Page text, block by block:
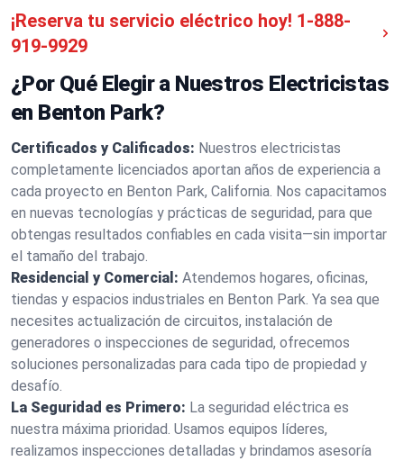
¡Reserva tu servicio eléctrico hoy! 1-888-
919-9929
¿Por Qué Elegir a Nuestros Electricistas
en Benton Park?
Certificados y Calificados: Nuestros electricistas
completamente licenciados aportan años de experiencia a
cada proyecto en Benton Park, California. Nos capacitamos
en nuevas tecnologías y prácticas de seguridad, para que
obtengas resultados confiables en cada visita—sin importar
el tamaño del trabajo.
Residencial y Comercial: Atendemos hogares, oficinas,
tiendas y espacios industriales en Benton Park. Ya sea que
necesites actualización de circuitos, instalación de
generadores o inspecciones de seguridad, ofrecemos
soluciones personalizadas para cada tipo de propiedad y
desafío.
La Seguridad es Primero: La seguridad eléctrica es
nuestra máxima prioridad. Usamos equipos líderes,
realizamos inspecciones detalladas y brindamos asesoría